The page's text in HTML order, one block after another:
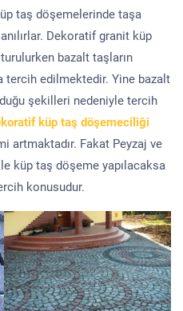
taş döşemelerinde taşa
Dekoratif granit küp
bazalt taşların
tercih edilmektedir. Yine bazalt
şekilleri nedeniyle tercih
küp taş döşemeciliği
artmaktadır. Fakat Peyzaj ve
küp taş döşeme yapılacaksa
konusudur.